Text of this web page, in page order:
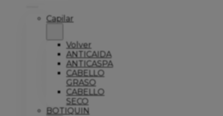
Capilar
Volver
ANTICAIDA
ANTICASPA
CABELLO
GRASO
CABELLO
SECO
BOTIQUIN